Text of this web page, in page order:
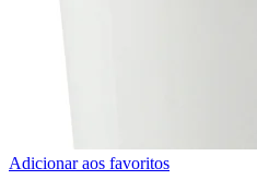
Adicionar aos favoritos